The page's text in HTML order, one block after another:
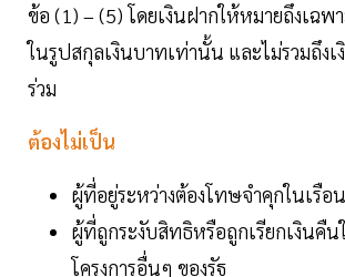
ข้อ (1) – (5) โดยเงินฝากให้หมายถึงเฉพ
ในรูปสกุลเงินบาทเท่านั้น และไม่รวมถึง
ร่วม
ต้องไม่เป็น
ผู้ที่อยู่ระหว่างต้องโทษจำคุกในเรือ
ผู้ที่ถูกระงับสิทธิหรือถูกเรียกเงินคืน
โครงการอื่นๆ ของรัฐ